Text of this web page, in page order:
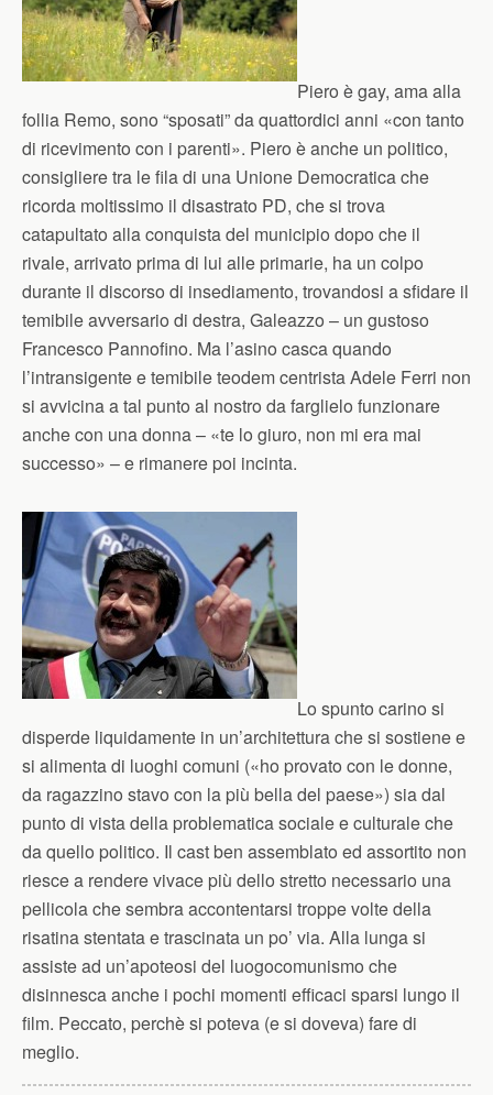
Piero è gay, ama alla
follia Remo, sono “sposati” da quattordici anni «con tanto
di ricevimento con i parenti». Piero è anche un politico,
consigliere tra le fila di una Unione Democratica che
ricorda moltissimo il disastrato PD, che si trova
catapultato alla conquista del municipio dopo che il
rivale, arrivato prima di lui alle primarie, ha un colpo
durante il discorso di insediamento, trovandosi a sfidare il
temibile avversario di destra, Galeazzo – un gustoso
Francesco Pannofino. Ma l’asino casca quando
l’intransigente e temibile teodem centrista Adele Ferri non
si avvicina a tal punto al nostro da farglielo funzionare
anche con una donna – «te lo giuro, non mi era mai
successo» – e rimanere poi incinta.
Lo spunto carino si
disperde liquidamente in un’architettura che si sostiene e
si alimenta di luoghi comuni («ho provato con le donne,
da ragazzino stavo con la più bella del paese») sia dal
punto di vista della problematica sociale e culturale che
da quello politico. Il cast ben assemblato ed assortito non
riesce a rendere vivace più dello stretto necessario una
pellicola che sembra accontentarsi troppe volte della
risatina stentata e trascinata un po’ via. Alla lunga si
assiste ad un’apoteosi del luogocomunismo che
disinnesca anche i pochi momenti efficaci sparsi lungo il
film. Peccato, perchè si poteva (e si doveva) fare di
meglio.